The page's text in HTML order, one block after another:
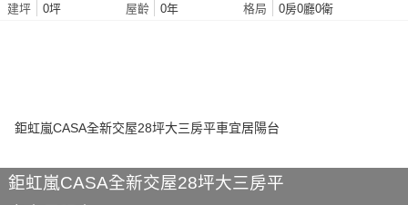
建坪 0坪 屋齡 0年 格局 0房0廳0衛
鉅虹嵐CASA全新交屋28坪大三房平